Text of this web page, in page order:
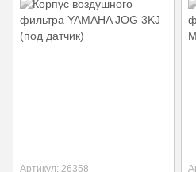
Артикул: 26358